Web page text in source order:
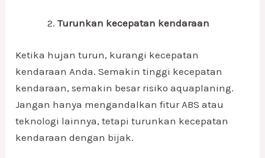
Turunkan kecepatan kendaraan
Ketika hujan turun, kurangi kecepatan
kendaraan Anda. Semakin tinggi kecepatan
kendaraan, semakin besar risiko aquaplaning.
Jangan hanya mengandalkan fitur ABS atau
teknologi lainnya, tetapi turunkan kecepatan
kendaraan dengan bijak.